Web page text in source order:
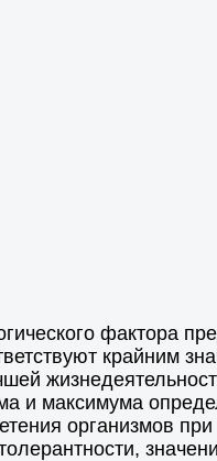
фактора
крайним
и максимума
организмов